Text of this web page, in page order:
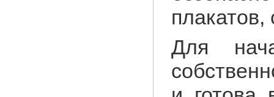
плакатов,
Для